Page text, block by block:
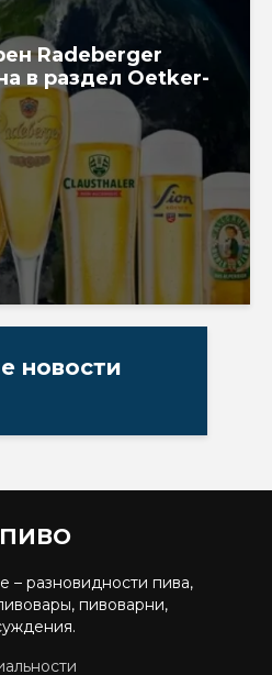
Radeberger
в раздел Oetker-
новости
– разновидности пива,
пивоварни,